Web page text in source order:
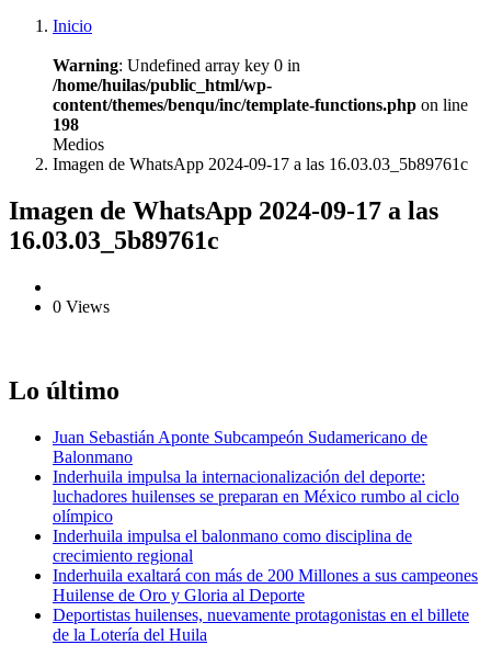
Inicio
Warning: Undefined array key 0 in
/home/huilas/public_html/wp-
content/themes/benqu/inc/template-functions.php on line
198
Medios
Imagen de WhatsApp 2024-09-17 a las 16.03.03_5b89761c
Imagen de WhatsApp 2024-09-17 a las
16.03.03_5b89761c
0 Views
Lo último
Juan Sebastián Aponte Subcampeón Sudamericano de
Balonmano
Inderhuila impulsa la internacionalización del deporte:
luchadores huilenses se preparan en México rumbo al ciclo
olímpico
Inderhuila impulsa el balonmano como disciplina de
crecimiento regional
Inderhuila exaltará con más de 200 Millones a sus campeones
Huilense de Oro y Gloria al Deporte
Deportistas huilenses, nuevamente protagonistas en el billete
de la Lotería del Huila